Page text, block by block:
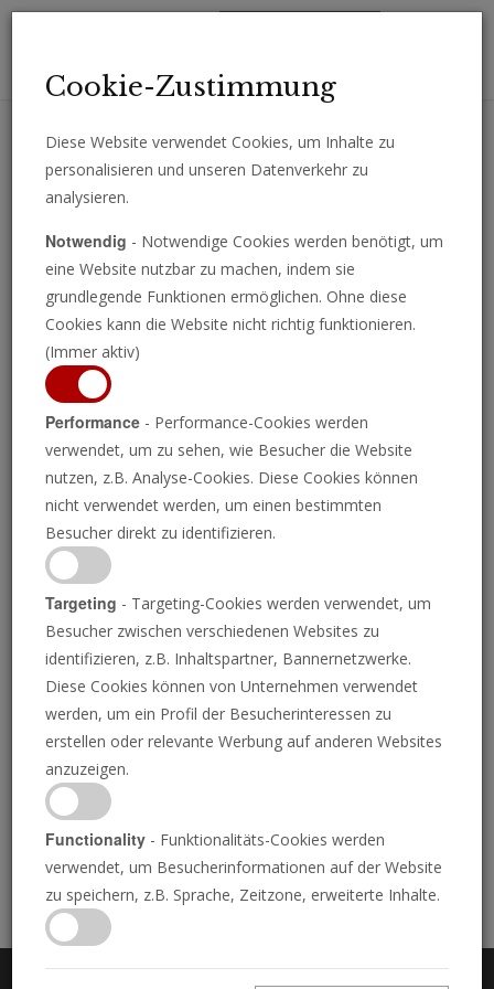
Erhalten Sie wichtige Analysen, Kommentare und Nachrichten
Let the Stones
Speak auf Deutsch,
Mai-Juni 2023
PDF herunterladen
Warenkorb
Ihr Warenkorb ist leer. Für Literaturbestellungen
durchsuchen Sie unsere Bibliothek und legen Sie Artikel
in Ihren Warenkorb.
Cookie-Zustimmung
Diese Website verwendet Cookies, um Inhalte zu
personalisieren und unseren Datenverkehr zu
analysieren.
Notwendig - Notwendige Cookies werden benötigt, um
eine Website nutzbar zu machen, indem sie
grundlegende Funktionen ermöglichen. Ohne diese
Cookies kann die Website nicht richtig funktionieren.
(Immer aktiv)
Performance - Performance-Cookies werden
verwendet, um zu sehen, wie Besucher die Website
nutzen, z.B. Analyse-Cookies. Diese Cookies können
nicht verwendet werden, um einen bestimmten
Besucher direkt zu identifizieren.
Targeting - Targeting-Cookies werden verwendet, um
Besucher zwischen verschiedenen Websites zu
identifizieren, z.B. Inhaltspartner, Bannernetzwerke.
Diese Cookies können von Unternehmen verwendet
werden, um ein Profil der Besucherinteressen zu
erstellen oder relevante Werbung auf anderen Websites
anzuzeigen.
Functionality - Funktionalitäts-Cookies werden
verwendet, um Besucherinformationen auf der Website
zu speichern, z.B. Sprache, Zeitzone, erweiterte Inhalte.